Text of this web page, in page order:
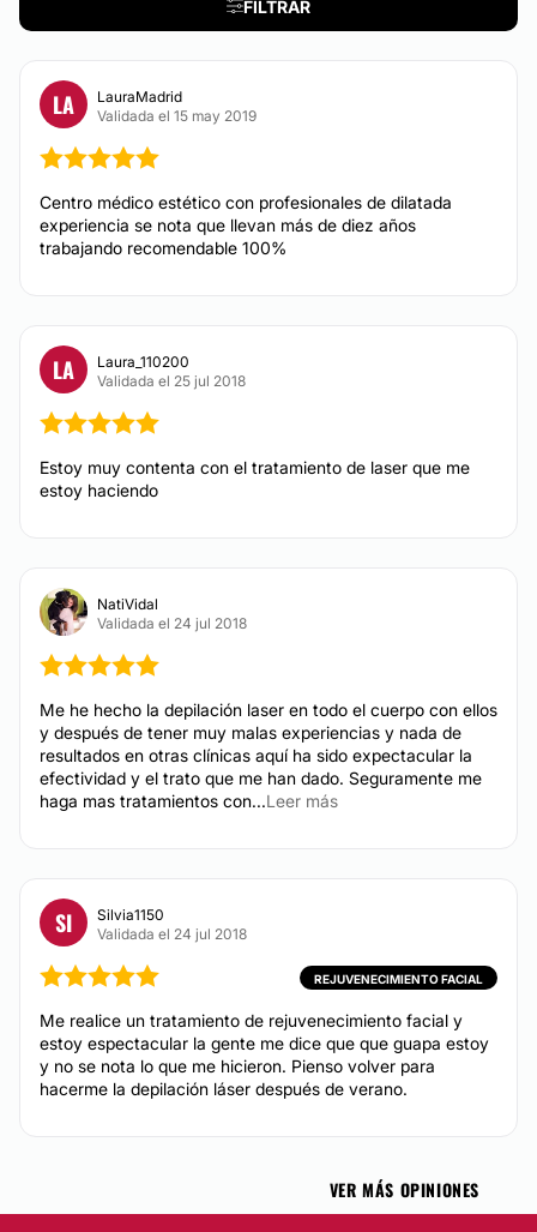
Depilación láser
Dietas
Presoterapia
Tratamiento antimanchas
Tratamiento capilar
Tratamiento antiacné
Rosácea
CIRUGÍA ESTÉTICA
Trasplantes capilares
FILTRAR
LA
LauraMadrid
Validada el 15 may 2019
Centro médico estético con profesionales de dilatada
experiencia se nota que llevan más de diez años
trabajando recomendable 100%
LA
Laura_110200
Validada el 25 jul 2018
Estoy muy contenta con el tratamiento de laser que me
estoy haciendo
NatiVidal
Validada el 24 jul 2018
Me he hecho la depilación laser en todo el cuerpo con ellos
y después de tener muy malas experiencias y nada de
resultados en otras clínicas aquí ha sido expectacular la
efectividad y el trato que me han dado. Seguramente me
haga mas tratamientos con...Leer más
SI
Silvia1150
Validada el 24 jul 2018
REJUVENECIMIENTO FACIAL
Me realice un tratamiento de rejuvenecimiento facial y
estoy espectacular la gente me dice que que guapa estoy
y no se nota lo que me hicieron. Pienso volver para
hacerme la depilación láser después de verano.
VER MÁS OPINIONES